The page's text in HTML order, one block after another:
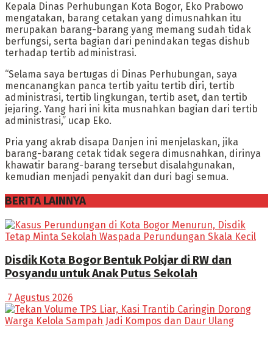
Kepala Dinas Perhubungan Kota Bogor, Eko Prabowo
mengatakan, barang cetakan yang dimusnahkan itu
merupakan barang-barang yang memang sudah tidak
berfungsi, serta bagian dari penindakan tegas dishub
terhadap tertib administrasi.
“Selama saya bertugas di Dinas Perhubungan, saya
mencanangkan panca tertib yaitu tertib diri, tertib
administrasi, tertib lingkungan, tertib aset, dan tertib
jejaring. Yang hari ini kita musnahkan bagian dari tertib
administrasi,” ucap Eko.
Pria yang akrab disapa Danjen ini menjelaskan, jika
barang-barang cetak tidak segera dimusnahkan, dirinya
khawatir barang-barang tersebut disalahgunakan,
kemudian menjadi penyakit dan duri bagi semua.
BERITA LAINNYA
Disdik Kota Bogor Bentuk Pokjar di RW dan
Posyandu untuk Anak Putus Sekolah
7 Agustus 2026